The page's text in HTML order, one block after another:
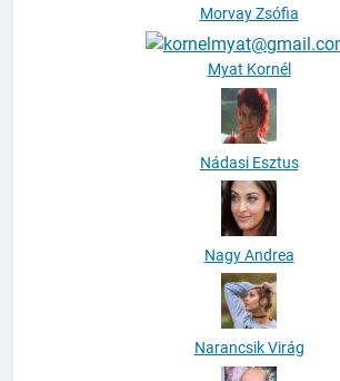
Morvay Zsófia
Myat Kornél
Nádasi Esztus
Nagy Andrea
Narancsik Virág